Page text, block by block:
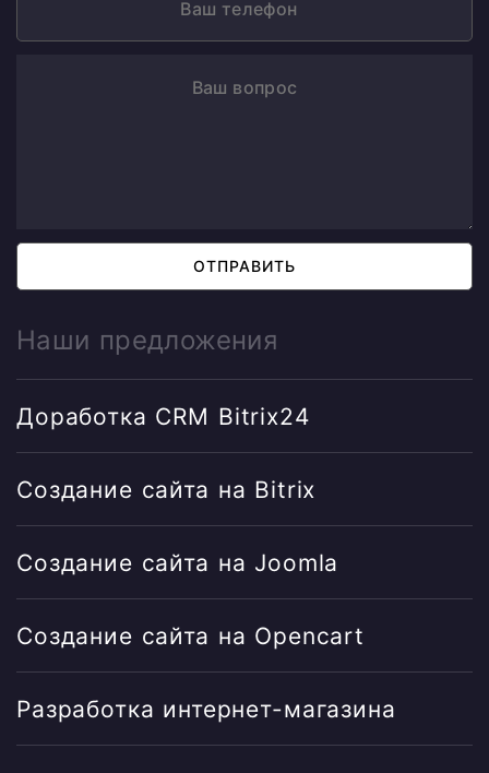
ОТПРАВИТЬ
Наши предложения
Доработка CRM Bitrix24
Создание сайта на Bitrix
Создание сайта на Joomla
Создание сайта на Opencart
Разработка интернет-магазина